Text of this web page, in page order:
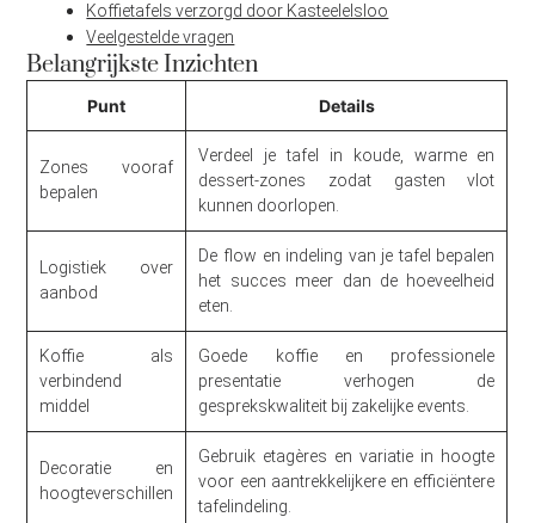
Koffietafels verzorgd door Kasteelelsloo
Veelgestelde vragen
Belangrijkste Inzichten
Punt Details
Zones vooraf
bepalen
Verdeel je tafel in koude, warme en
dessert-zones zodat gasten vlot
kunnen doorlopen.
Logistiek over
aanbod
De flow en indeling van je tafel bepalen
het succes meer dan de hoeveelheid
eten.
Koffie als
verbindend
middel
Goede koffie en professionele
presentatie verhogen de
gesprekskwaliteit bij zakelijke events.
Decoratie en
hoogteverschillen
Gebruik etagères en variatie in hoogte
voor een aantrekkelijkere en efficiëntere
tafelindeling.